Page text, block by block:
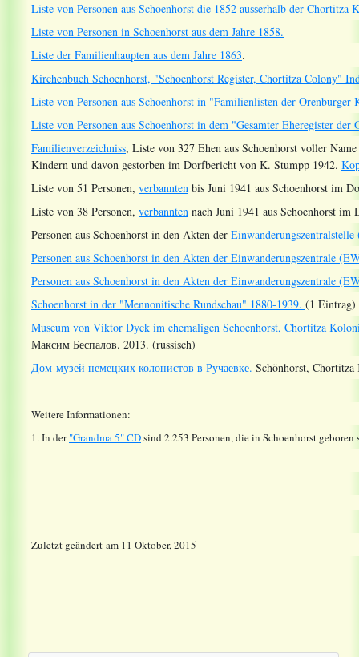
Liste von Personen aus Schoenhorst die 1852 ausserhalb der Chortitza
Liste von Personen in Schoenhorst aus dem Jahre 1858.
Liste der Familienhaupten aus dem Jahre 1863.
Kirchenbuch Schoenhorst, "Schoenhorst Register, Chortitza Colony"
Liste von Personen aus Schoenhorst in "Familienlisten der Orenburger
Liste von Personen aus Schoenhorst in dem "Gesamter Eheregister
Familienverzeichniss, Liste von 327 Ehen aus Schoenhorst voller
Kindern und davon gestorben im Dorfbericht von K. Stumpp 1942.
Liste von 51 Personen, verbannten bis Juni 1941 aus Schoenhorst im
Liste von 38 Personen, verbannten nach Juni 1941 aus Schoenhorst
Personen aus Schoenhorst in den Akten der
Personen aus Schoenhorst in den Akten der Einwanderungszentrale
Personen aus Schoenhorst in den Akten der Einwanderungszentrale
Schoenhorst in der "Mennonitische Rundschau" 1880-1939. (1 Eintrag)
Museum von Viktor Dyck im ehemaligen Schoenhorst, Chortitza
Максим Беспалов. 2013. (russisch)
Дом-музей немецких колонистов в Ручаевке. Schönhorst,
Weitere Informationen:
1. In der"Grandma 5" CDsind 2.253 Personen, die in Schoenhorst
Zuletzt geändert am 11 Oktober, 2015